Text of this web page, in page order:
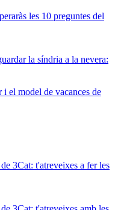
les 10 preguntes del
la síndria a la nevera:
el model de vacances de
3Cat: t'atreveixes a fer les